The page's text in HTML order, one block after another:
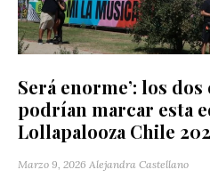
Será enorme’: los
podrían marcar esta
Lollapalooza Chile
Marzo 9, 2026 Alejandra Castellano